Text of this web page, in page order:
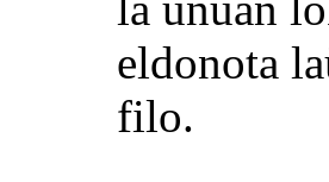
eldonota
filo.